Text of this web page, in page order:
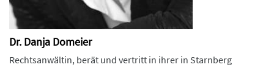
Dr. Danja Domeier
Rechtsanwältin, berät und vertritt in ihrer in Starnberg